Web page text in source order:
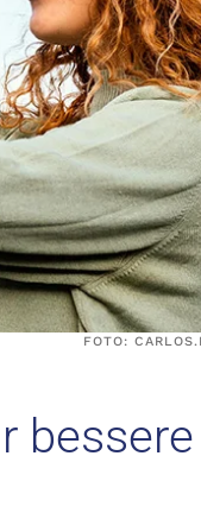
FOTO:
bessere